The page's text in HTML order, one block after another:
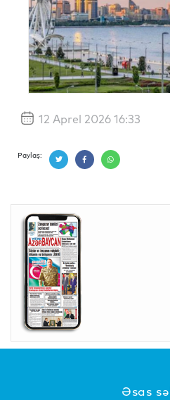
12 Aprel 2026 16:33
Paylaş:
Əsas